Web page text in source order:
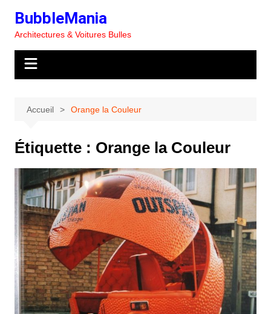
contenu
BubbleMania
Architectures & Voitures Bulles
Accueil Orange la Couleur
Étiquette : Orange la Couleur